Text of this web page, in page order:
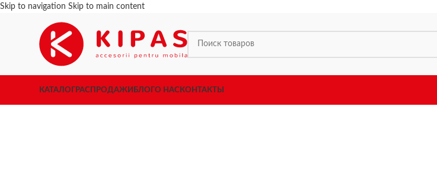
Skip to navigation Skip to main content
КАТАЛОГРАСПРОДАЖИ БЛОГО НАСКОНТАКТЫ